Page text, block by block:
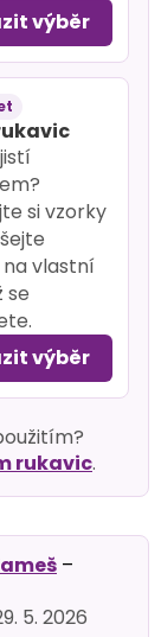
výběr
si vzorky
vlastní
se
výběr
rukavic.
–
5. 2026